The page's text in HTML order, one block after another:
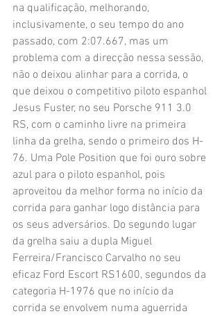
na qualificação, melhorando,
inclusivamente, o seu tempo do ano
passado, com 2:07.667, mas um
problema com a direcção nessa sessão,
não o deixou alinhar para a corrida, o
que deixou o competitivo piloto espanhol
Jesus Fuster, no seu Porsche 911 3.0
RS, com o caminho livre na primeira
linha da grelha, sendo o primeiro dos H-
76. Uma Pole Position que foi ouro sobre
azul para o piloto espanhol, pois
aproveitou da melhor forma no início da
corrida para ganhar logo distância para
os seus adversários. Do segundo lugar
da grelha saiu a dupla Miguel
Ferreira/Francisco Carvalho no seu
eficaz Ford Escort RS1600, segundos da
categoria H-1976 que no início da
corrida se envolvem numa aguerrida